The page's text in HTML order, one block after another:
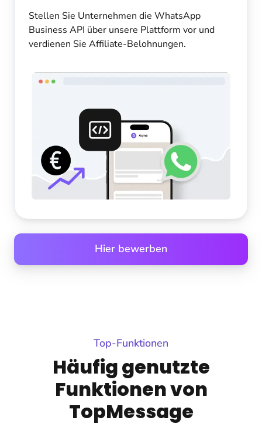
Stellen Sie Unternehmen die WhatsApp
Business API über unsere Plattform vor und
verdienen Sie Affiliate-Belohnungen.
Hier bewerben
Top-Funktionen
Häufig genutzte
Funktionen von
TopMessage